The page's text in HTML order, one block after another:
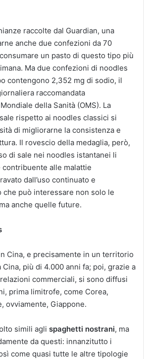
raccolte dal Guardian, una
anche due confezioni da 70
un pasto di questo tipo più
Ma due confezioni di noodles
contengono 2,352 mg di sodio, il
raccomandata
della Sanità (OMS). La
rispetto ai noodles classici si
di migliorarne la consistenza e
Il rovescio della medaglia, però,
di sale nei noodles istantanei li
alle malattie
dall’uso continuato e
che può interessare non solo le
anche quelle future.
Cina, e precisamente in un territorio
più di 4.000 anni fa; poi, grazie a
commerciali, si sono diffusi
prima limitrofe, come Corea,
ovviamente, Giappone.
simili agli spaghetti nostrani, ma
da questi: innanzitutto i
come quasi tutte le altre tipologie